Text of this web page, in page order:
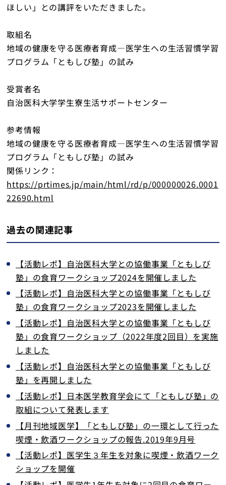
ほしい」との講評をいただきました。
取組名
地域の健康を守る医療者育成―医学生への生活習慣学習
プログラム「ともしび塾」の試み
受賞者名
自治医科大学学生寮生活サポートセンター
参考情報
地域の健康を守る医療者育成―医学生への生活習慣学習
プログラム「ともしび塾」の試み
関係リンク：
https://prtimes.jp/main/html/rd/p/000000026.0001
22690.html
過去の関連記事
【活動レポ】自治医科大学との協働事業「ともしび
塾」の食育ワークショップ2024を開催しました
【活動レポ】自治医科大学との協働事業「ともしび
塾」の食育ワークショップ2023を開催しました
【活動レポ】自治医科大学との協働事業「ともしび
塾」の食育ワークショップ（2022年度2回目）を実施
しました
【活動レポ】自治医科大学との協働事業「ともしび
塾」を再開しました
【活動レポ】日本医学教育学会にて「ともしび塾」の
取組について発表します
【月刊地域医学】「ともしび塾」の一環として行った
喫煙・飲酒ワークショップの報告.2019年9月号
【活動レポ】医学生３年生を対象に喫煙・飲酒ワーク
ショップを開催